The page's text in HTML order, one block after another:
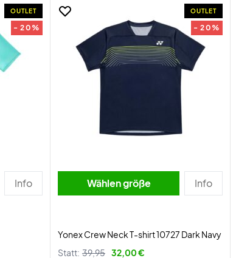
OUTLET
- 20%
Info
OUTLET
- 20%
Wählen größe Info
Yonex Crew Neck T-shirt 10727 Dark Navy
Statt: 39,95 32,00 €